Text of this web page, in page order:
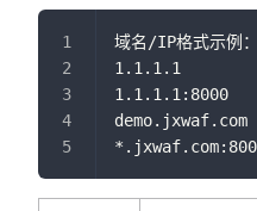
域名/IP格式示例：
1.1.1.1
1.1.1.1:8000
demo.jxwaf.com